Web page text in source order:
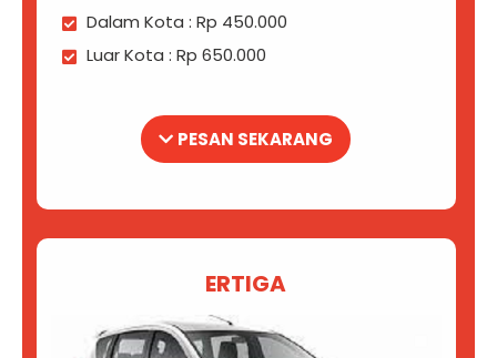
Dalam Kota : Rp 450.000
Luar Kota : Rp 650.000
PESAN SEKARANG
ERTIGA